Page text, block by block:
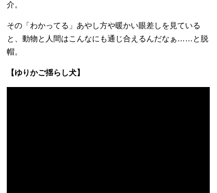
介。
その「わかってる」あやし方や暖かい眼差しを見ている
と、動物と人間はこんなにも通じ合えるんだなぁ……と脱
帽。
【ゆりかご揺らし犬】